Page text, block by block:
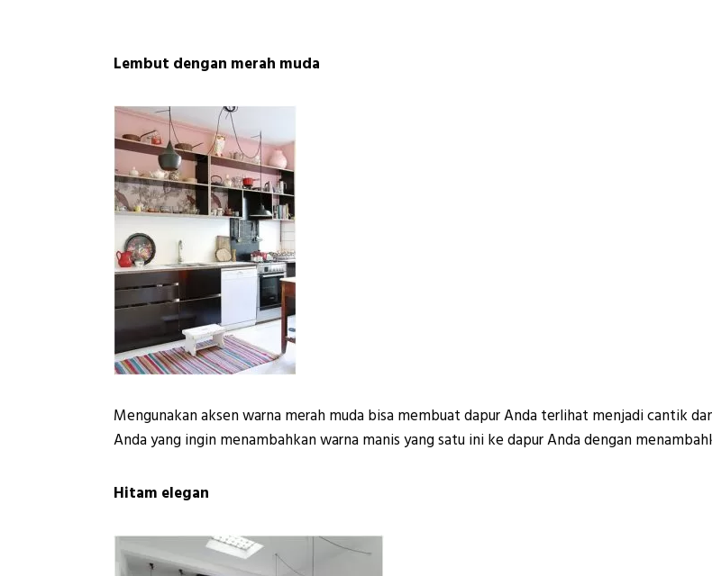
Lembut dengan merah muda
Mengunakan aksen warna merah muda bisa membuat dapur Anda terlihat menjadi cantik
Anda yang ingin menambahkan warna manis yang satu ini ke dapur Anda dengan
Hitam elegan